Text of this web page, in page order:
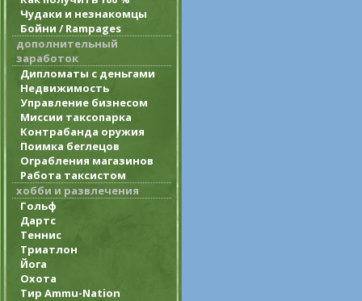
Чудаки и незнакомцы
Бойни / Rampages
дополнительный
заработок
Дипломаты с деньгами
Недвижимость
Управление бизнесом
Миссии таксопарка
Контрабанда оружия
Поимка беглецов
Ограбления магазинов
Работа таксистом
хобби и развлечения
Гольф
Дартс
Теннис
Триатлон
Йога
Охота
Тир Ammu-Nation